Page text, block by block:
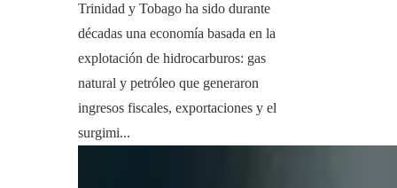
Trinidad y Tobago ha sido durante
décadas una economía basada en la
explotación de hidrocarburos: gas
natural y petróleo que generaron
ingresos fiscales, exportaciones y el
surgimi...